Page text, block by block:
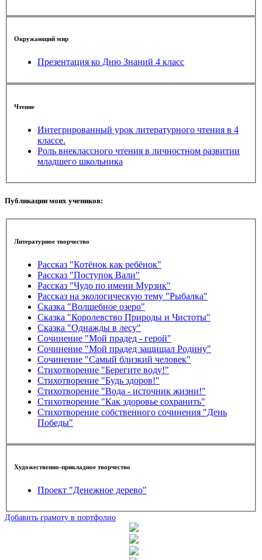
Окружающий мир
Презентация ко Дню Знаний 4 класс
Чтение
Интегрированный урок литературного чтения в 4
классе.
Роль внеклассного чтения в личностном развитии
младшего школьника
Публикации моих учеников:
Литературное творчество
Рассказ "Котёнок как ребёнок"
Рассказ "Поступок Вали"
Рассказ "Чудо по имени Мурзик"
Рассказ на экологическую тему "Рыбалка"
Сказка "Волшебное озеро"
Сказка "Королевство Природы и Чистоты"
Сказка "Однажды в лесу"
Сочинение "Мой прадед - герой"
Сочинение "Мой прадед защищал Родину"
Сочинение "Самый близкий человек"
Стихотворение "Берегите воду!"
Стихотворение "Будь здоров!"
Стихотворение "Вода - источник жизни!"
Стихотворение "Как здоровье сохранить"
Стихотворение собственного сочинения "День
Победы"
Художественно-прикладное творчество
Проект "Денежное дерево"
Добавить грамоту в портфолио